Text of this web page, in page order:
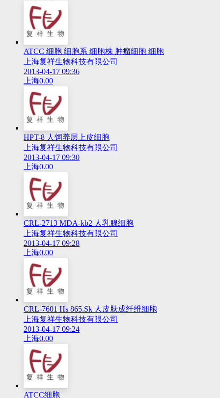
ATCC 细胞 细胞系 细胞株 肿瘤细胞 细胞
上海复祥生物科技有限公司
2013-04-17 09:36
上海0.00
HPT-8 人饲养层上皮细胞
上海复祥生物科技有限公司
2013-04-17 09:30
上海0.00
CRL-2713 MDA-kb2 人乳腺细胞
上海复祥生物科技有限公司
2013-04-17 09:28
上海0.00
CRL-7601 Hs 865.Sk 人皮肤成纤维细胞
上海复祥生物科技有限公司
2013-04-17 09:24
上海0.00
ATCC细胞